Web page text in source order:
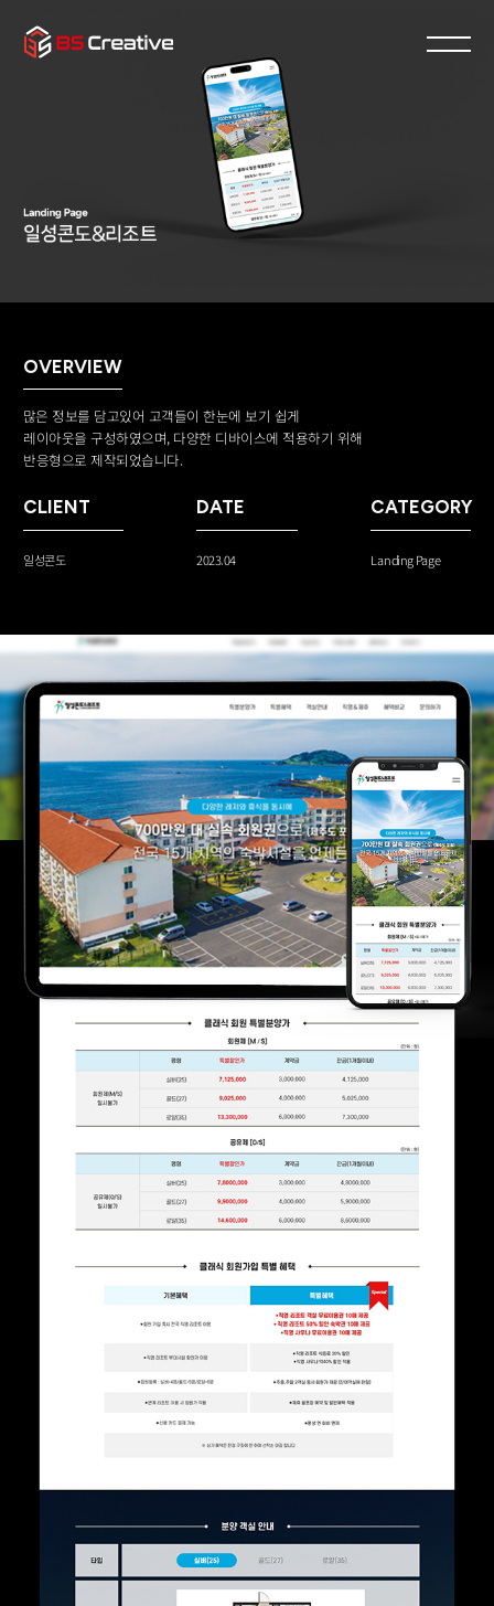
OVERVIEW
많은 정보를 담고있어 고객들이 한눈에 보기 쉽게
레이아웃을 구성하였으며, 다양한 디바이스에 적용하기 위해
반응형으로 제작되었습니다.
CLIENT
일성콘도
DATE
2023.04
CATEGORY
Landing Page